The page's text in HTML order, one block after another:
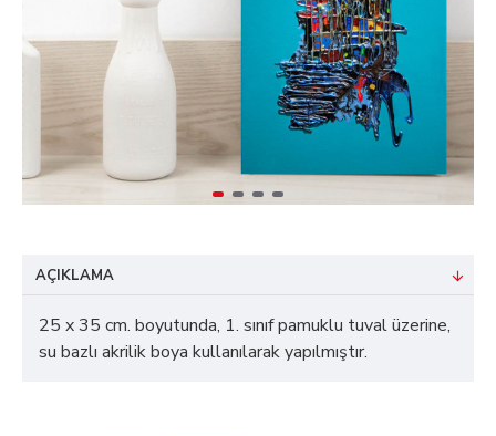
AÇIKLAMA
25 x 35 cm. boyutunda, 1. sınıf pamuklu tuval üzerine,
su bazlı akrilik boya kullanılarak yapılmıştır.